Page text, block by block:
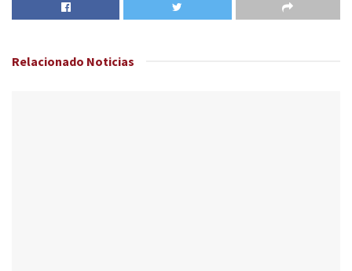
Relacionado Noticias